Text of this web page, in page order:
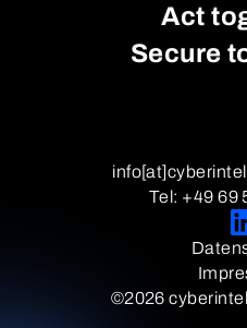
Act
Secure
©2026
Tel: +49 69